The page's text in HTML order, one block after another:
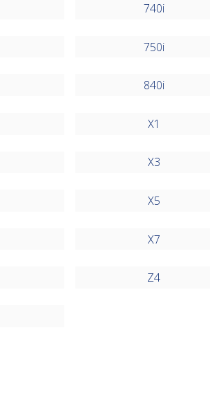
740i
750i
840i
X1
X3
X5
X7
Z4